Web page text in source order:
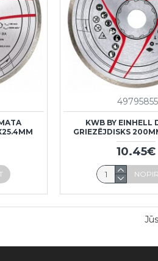
49795855
KWB BY EINHELL
GRIEZĒJDISKS
10.45€